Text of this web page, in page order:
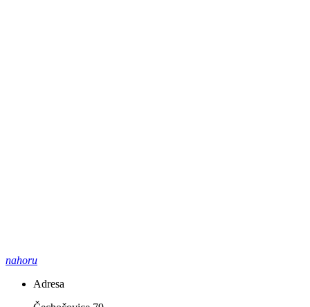
nahoru
Adresa